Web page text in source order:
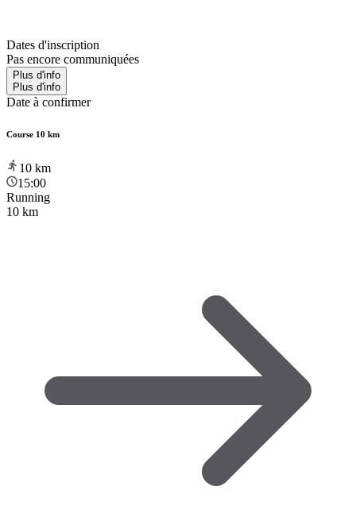
Dates d'inscription
Pas encore communiquées
Plus d'info
Plus d'info
Date à confirmer
Course 10 km
10 km
15:00
Running
10 km